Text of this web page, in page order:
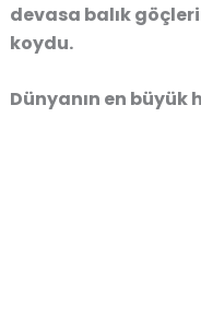
devasa balık
koydu.
Dünyanın en